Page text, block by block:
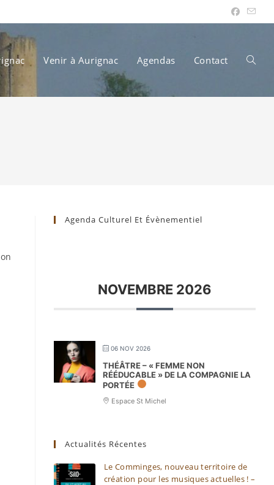
Venir à Aurignac Agendas Contact Toggle
Agenda Culturel Et Évènementiel
NOVEMBRE 2026
06 NOV 2026
THÉÂTRE – « FEMME NON
RÉÉDUCABLE » DE LA COMPAGNIE LA
PORTÉE
Espace St Michel
Actualités Récentes
Le Comminges, nouveau territoire de
création pour les musiques actuelles ! –